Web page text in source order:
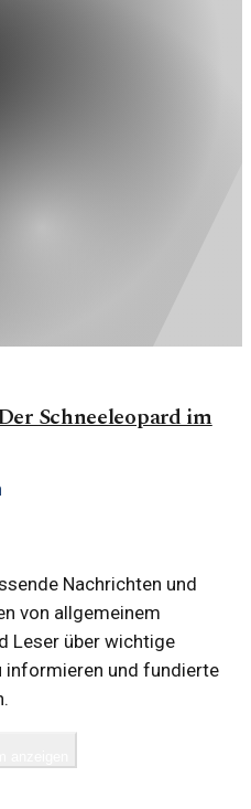
Schneeleopard im
Nachrichten und
von allgemeinem
Leser über wichtige
informieren und fundierte